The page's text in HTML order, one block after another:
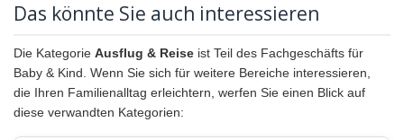
Das könnte Sie auch interessieren
Die Kategorie Ausflug & Reise ist Teil des Fachgeschäfts für
Baby & Kind. Wenn Sie sich für weitere Bereiche interessieren,
die Ihren Familienalltag erleichtern, werfen Sie einen Blick auf
diese verwandten Kategorien: